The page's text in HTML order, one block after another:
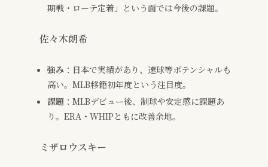
期戦・ローテ定着」という面では今後の課題。
佐々木朗希
強み：日本で実績があり、速球等ポテンシャルも
高い。MLB移籍初年度という注目度。
課題：MLBデビュー後、制球や安定感に課題あ
り。ERA・WHIPともに改善余地。
ミザロウスキー